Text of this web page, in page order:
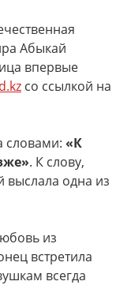
Абыкай
впервые
со ссылкой на
словами: «К
. К слову,
выслала одна из
из
встретила
всегда